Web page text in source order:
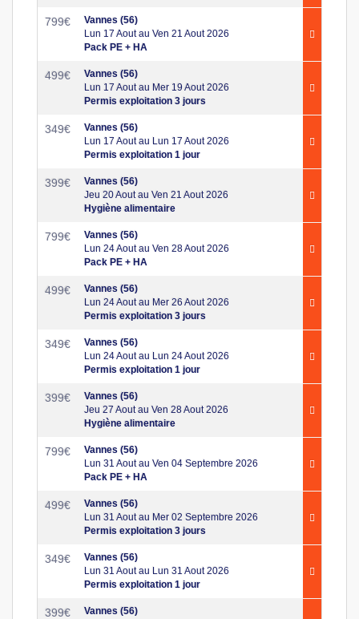
799€
Vannes (56)
Lun 17 Aout au Ven 21 Aout 2026
Pack PE + HA
499€
Vannes (56)
Lun 17 Aout au Mer 19 Aout 2026
Permis exploitation 3 jours
349€
Vannes (56)
Lun 17 Aout au Lun 17 Aout 2026
Permis exploitation 1 jour
399€
Vannes (56)
Jeu 20 Aout au Ven 21 Aout 2026
Hygiène alimentaire
799€
Vannes (56)
Lun 24 Aout au Ven 28 Aout 2026
Pack PE + HA
499€
Vannes (56)
Lun 24 Aout au Mer 26 Aout 2026
Permis exploitation 3 jours
349€
Vannes (56)
Lun 24 Aout au Lun 24 Aout 2026
Permis exploitation 1 jour
399€
Vannes (56)
Jeu 27 Aout au Ven 28 Aout 2026
Hygiène alimentaire
799€
Vannes (56)
Lun 31 Aout au Ven 04 Septembre 2026
Pack PE + HA
499€
Vannes (56)
Lun 31 Aout au Mer 02 Septembre 2026
Permis exploitation 3 jours
349€
Vannes (56)
Lun 31 Aout au Lun 31 Aout 2026
Permis exploitation 1 jour
399€
Vannes (56)